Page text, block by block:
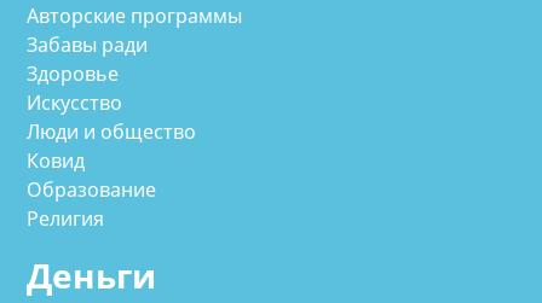
Авторские программы
Забавы ради
Здоровье
Искусство
Люди и общество
Ковид
Образование
Религия
Деньги